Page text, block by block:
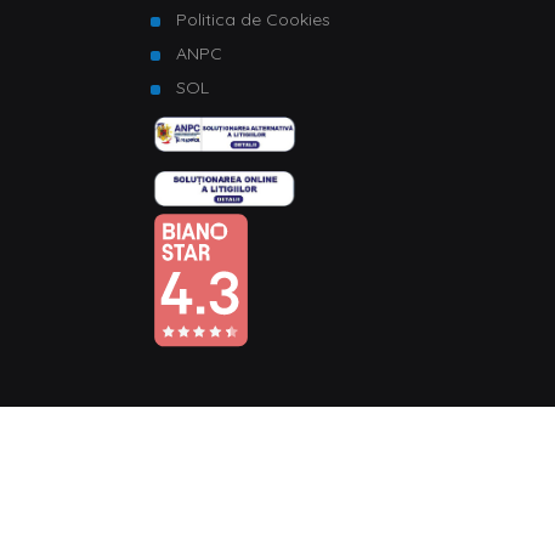
Politica de Cookies
ANPC
SOL